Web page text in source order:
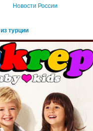
Новости России
турции